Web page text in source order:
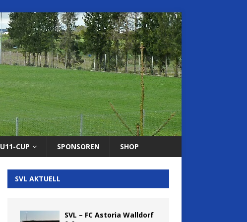
U11-CUP SPONSOREN SHOP
SVL AKTUELL
SVL – FC Astoria Walldorf